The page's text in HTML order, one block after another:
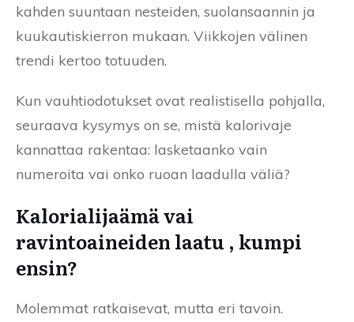
kahden suuntaan nesteiden, suolansaannin ja
kuukautiskierron mukaan. Viikkojen välinen
trendi kertoo totuuden.
Kun vauhtiodotukset ovat realistisella pohjalla,
seuraava kysymys on se, mistä kalorivaje
kannattaa rakentaa: lasketaanko vain
numeroita vai onko ruoan laadulla väliä?
Kalorialijaämä vai
ravintoaineiden laatu , kumpi
ensin?
Molemmat ratkaisevat, mutta eri tavoin.